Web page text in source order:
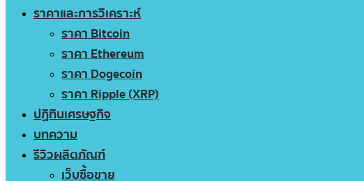
ราคาและการวิเคราะห์
ราคา Bitcoin
ราคา Ethereum
ราคา Dogecoin
ราคา Ripple (XRP)
ปฏิทินเศรษฐกิจ
บทความ
รีวิวผลิตภัณฑ์
เว็บซื้อขาย